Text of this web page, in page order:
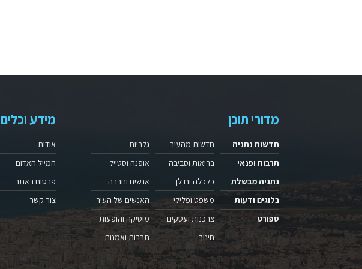
מדורי תוכן
חדשות נתניה
תרבות ופנאי
נתניה מבשלת
בלוגים ודעות
ספורט
חדשות מהעיר
בריאות וסביבה
כלכלה ונדלן
משפט ופלילי
צרכנות ועסקים
חינוך
גלריות
אופנה וסטייל
אנשים וחברה
האנשים של העיר
מוסיקה והופעות
תרבות ואמנות
מידע וכלים
אודות
המייל האדום
פרסום באתר
צור קשר